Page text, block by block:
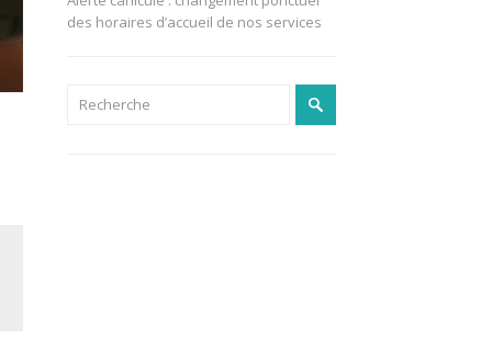
des horaires d’accueil de nos services